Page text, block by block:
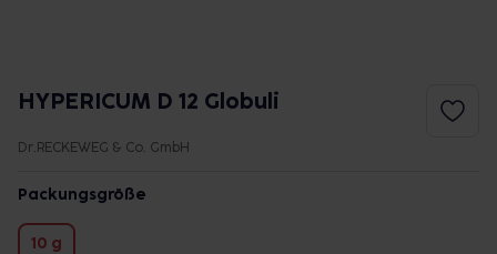
HYPERICUM D 12 Globuli
Dr.RECKEWEG & Co. GmbH
Packungsgröße
10 g